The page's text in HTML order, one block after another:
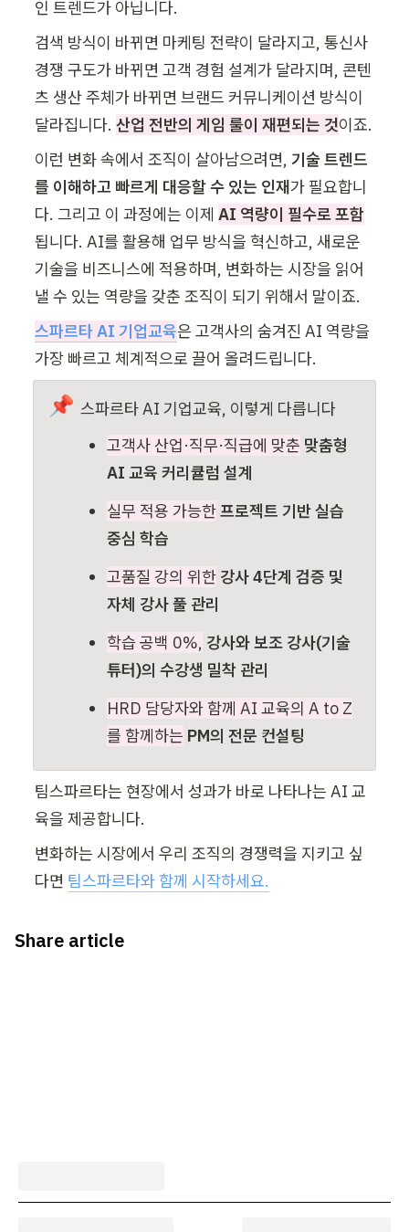
인 트렌드가 아닙니다.
검색 방식이 바뀌면 마케팅 전략이 달라지고, 통신사
경쟁 구도가 바뀌면 고객 경험 설계가 달라지며, 콘텐
츠 생산 주체가 바뀌면 브랜드 커뮤니케이션 방식이
달라집니다. 산업 전반의 게임 룰이 재편되는 것이죠.
이런 변화 속에서 조직이 살아남으려면, 기술 트렌드
를 이해하고 빠르게 대응할 수 있는 인재가 필요합니
다. 그리고 이 과정에는 이제 AI 역량이 필수로 포함
됩니다. AI를 활용해 업무 방식을 혁신하고, 새로운
기술을 비즈니스에 적용하며, 변화하는 시장을 읽어
낼 수 있는 역량을 갖춘 조직이 되기 위해서 말이죠.
스파르타 AI 기업교육은 고객사의 숨겨진 AI 역량을
가장 빠르고 체계적으로 끌어 올려드립니다.
📌 스파르타 AI 기업교육, 이렇게 다릅니다
고객사 산업·직무·직급에 맞춘 맞춤형
AI 교육 커리큘럼 설계
실무 적용 가능한프로젝트 기반 실습
중심 학습
고품질 강의 위한 강사 4단계 검증 및
자체 강사 풀 관리
학습 공백 0%, 강사와 보조 강사(기술
튜터)의 수강생 밀착 관리
HRD 담당자와 함께 AI 교육의 A to Z
를 함께하는 PM의 전문 컨설팅
팀스파르타는 현장에서 성과가 바로 나타나는 AI 교
육을 제공합니다.
변화하는 시장에서 우리 조직의 경쟁력을 지키고 싶
다면 팀스파르타와 함께 시작하세요.
Share article